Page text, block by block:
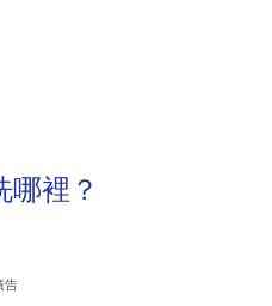
入比較快
裡？
告